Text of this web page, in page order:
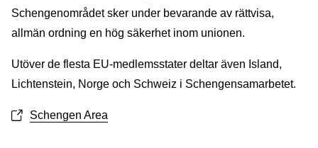
Schengenområdet sker under bevarande av rättvisa,
allmän ordning en hög säkerhet inom unionen.
Utöver de flesta EU-medlemsstater deltar även Island,
Lichtenstein, Norge och Schweiz i Schengensamarbetet.
Schengen Area